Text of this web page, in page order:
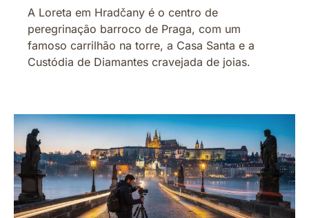
A Loreta em Hradčany é o centro de
peregrinação barroco de Praga, com um
famoso carrilhão na torre, a Casa Santa e a
Custódia de Diamantes cravejada de joias.